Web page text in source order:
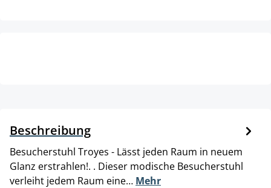
Beschreibung
Besucherstuhl Troyes - Lässt jeden Raum in neuem
Glanz erstrahlen!. . Dieser modische Besucherstuhl
verleiht jedem Raum eine… Mehr